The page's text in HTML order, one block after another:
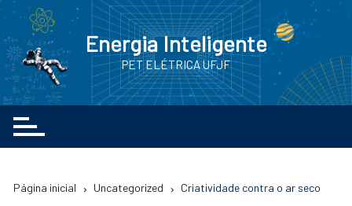
Ir
conteúdo
Energia Inteligente
PET ELÉTRICA UFJF
Página inicial Uncategorized Criatividade contra o ar seco